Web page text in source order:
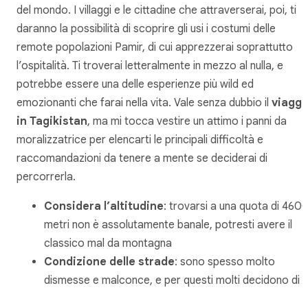
del mondo. I villaggi e le cittadine che attraverserai, poi, ti
daranno la possibilità di scoprire gli usi i costumi delle
remote popolazioni Pamir, di cui apprezzerai soprattutto
l’ospitalità. Ti troverai letteralmente in mezzo al nulla, e
potrebbe essere una delle esperienze più wild ed
emozionanti che farai nella vita. Vale senza dubbio il
in Tagikistan, ma mi tocca vestire un attimo i panni da
moralizzatrice per elencarti le principali difficoltà e
raccomandazioni da tenere a mente se deciderai di
percorrerla.
Considera l’altitudine: trovarsi a una quota di
metri non è assolutamente banale, potresti avere il
classico mal da montagna
Condizione delle strade: sono spesso molto
dismesse e malconce, e per questi molti decidono di